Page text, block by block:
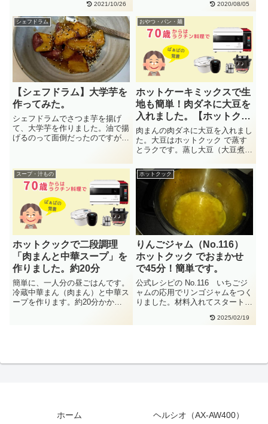
2021/10/26 2020/08/05
シェフドラム
【シェフドラム】大学芋を
作ってみた。
シェフドラムでさつま芋を揚げ
て、大学芋を作りました。油で揚
げるのって面倒だったのですが、
おやつ・パン・麺
ホットケーキミックスで生
地も簡単！肉ダネに大豆を
入れました。【ホットクッ
ク 】【中華まん】
肉まんの肉ダネに大豆を入れまし
た。大豆はホットクック で蒸す
とラクです。蒸し大豆（大豆煮）
具、・・
スープ・汁もの
ホットクックで二段調理
「肉まんと中華スープ」を
作りました。約20分
簡単に、一人分の昼ごはんです。
冷蔵中華まん（肉まん）と中華ス
ープを作ります。約20分かかり
ホットクック
りんごジャム（No.116）
ホットクック でおまかせ
で45分！簡単です。
公式レシピの No.116 いちごジ
ャムの応用でリンゴジャムをつく
りました。材料入れてスタートを
2025/02/19
ホーム ヘルシオ（AX-AW400）